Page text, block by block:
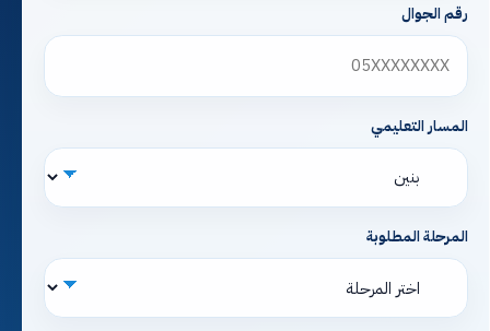
رقم الجوال
المسار التعليمي
المرحلة المطلوبة